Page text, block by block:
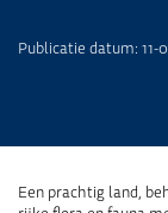
Publicatie datum: 11-
Een prachtig land,